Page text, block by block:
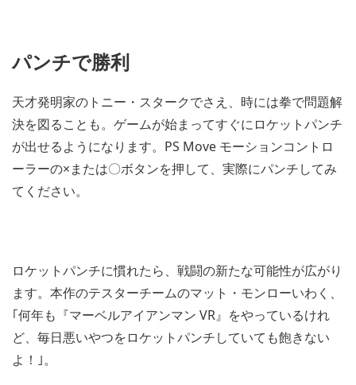
パンチで勝利
天才発明家のトニー・スタークでさえ、時には拳で問題解
決を図ることも。ゲームが始まってすぐにロケットパンチ
が出せるようになります。PS Move モーションコントロ
ーラーの×または〇ボタンを押して、実際にパンチしてみ
てください。
ロケットパンチに慣れたら、戦闘の新たな可能性が広がり
ます。本作のテスターチームのマット・モンローいわく、
｢何年も『マーベルアイアンマン VR』をやっているけれ
ど、毎日悪いやつをロケットパンチしていても飽きない
よ！｣。